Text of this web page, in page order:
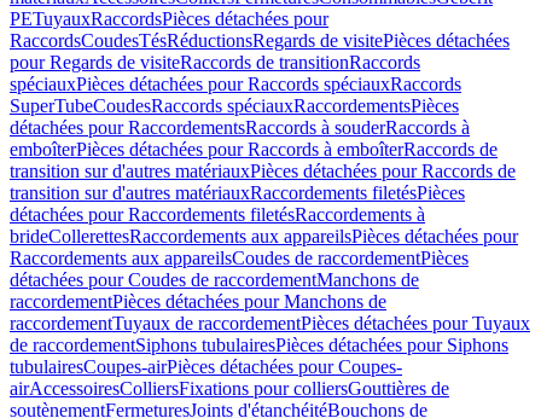
PETuyauxRaccordsPièces détachées pour
RaccordsCoudesTésRéductionsRegards de visitePièces détachées
pour Regards de visiteRaccords de transitionRaccords
spéciauxPièces détachées pour Raccords spéciauxRaccords
SuperTubeCoudesRaccords spéciauxRaccordementsPièces
détachées pour RaccordementsRaccords à souderRaccords à
emboîterPièces détachées pour Raccords à emboîterRaccords de
transition sur d'autres matériauxPièces détachées pour Raccords de
transition sur d'autres matériauxRaccordements filetésPièces
détachées pour Raccordements filetésRaccordements à
brideCollerettesRaccordements aux appareilsPièces détachées pour
Raccordements aux appareilsCoudes de raccordementPièces
détachées pour Coudes de raccordementManchons de
raccordementPièces détachées pour Manchons de
raccordementTuyaux de raccordementPièces détachées pour Tuyaux
de raccordementSiphons tubulairesPièces détachées pour Siphons
tubulairesCoupes-airPièces détachées pour Coupes-
airAccessoiresColliersFixations pour colliersGouttières de
soutènementFermeturesJoints d'étanchéitéBouchons de